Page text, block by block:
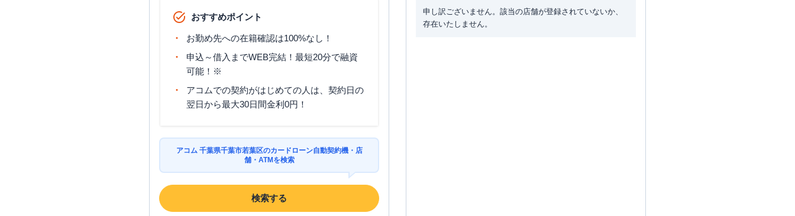
おすすめポイント
お勤め先への在籍確認は100%なし！
申込～借入までWEB完結！最短20分で融資
可能！※
アコムでの契約がはじめての人は、契約日の
翌日から最大30日間金利0円！
アコム 千葉県千葉市若葉区のカードローン自動契約機・店
舗・ATMを検索
検索する
申し訳ございません。該当の店舗が登録されていないか、
存在いたしません。